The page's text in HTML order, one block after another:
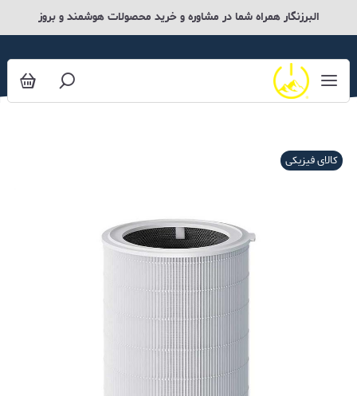
البرزنگار همراه شما در مشاوره و خرید محصولات هوشمند و بروز
کالای فیزیکی